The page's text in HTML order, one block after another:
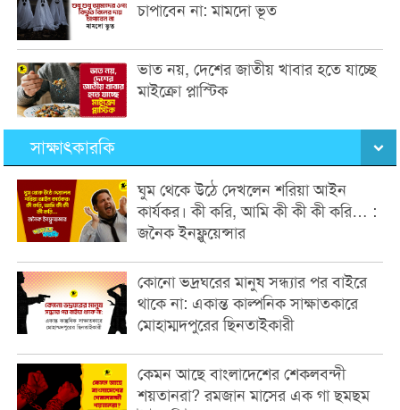
চাপাবেন না: মামদো ভূত
ভাত নয়, দেশের জাতীয় খাবার হতে যাচ্ছে
মাইক্রো প্লাস্টিক
সাক্ষাৎকারকি
ঘুম থেকে উঠে দেখলেন শরিয়া আইন
কার্যকর। কী করি, আমি কী কী কী করি… :
জনৈক ইনফ্লুয়েন্সার
কোনো ভদ্রঘরের মানুষ সন্ধ্যার পর বাইরে
থাকে না: একান্ত কাল্পনিক সাক্ষাতকারে
মোহাম্মদপুরের ছিনতাইকারী
কেমন আছে বাংলাদেশের শেকলবন্দী
শয়তানরা? রমজান মাসের এক গা ছমছম